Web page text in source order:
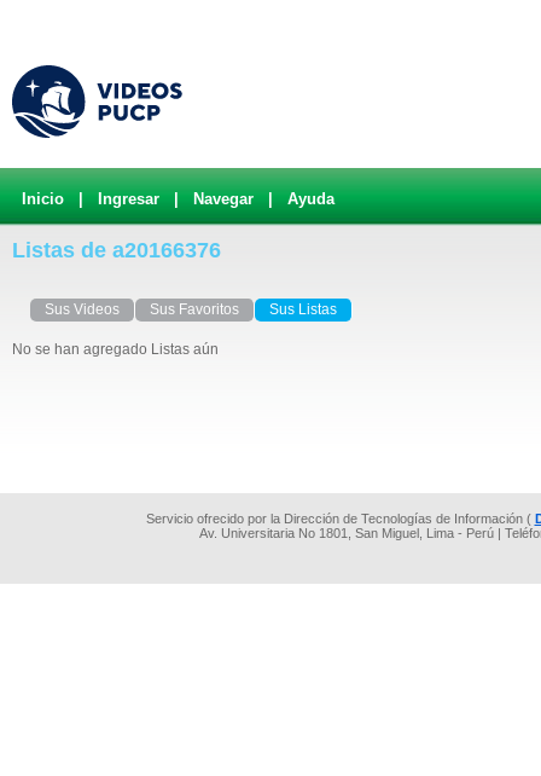
Inicio Ingresar Navegar Ayuda
Listas de a20166376
Sus Videos Sus Favoritos Sus Listas
No se han agregado Listas aún
Servicio ofrecido por la Dirección de Tecnologías de Información (
Av. Universitaria No 1801, San Miguel, Lima - Perú |